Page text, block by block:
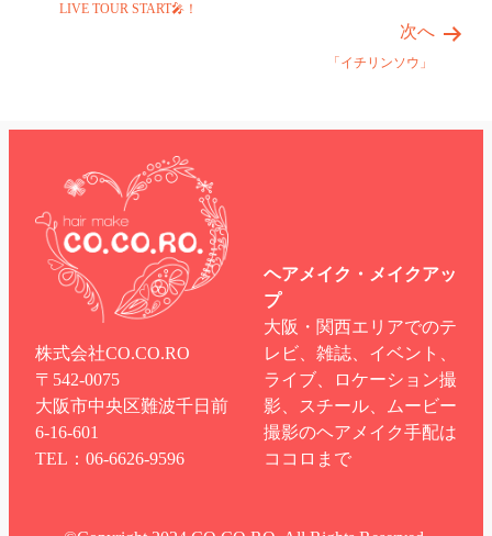
LIVE TOUR START🎤！
次へ
「イチリンソウ」
株式会社CO.CO.RO
〒542-0075
大阪市中央区難波千日前
6-16-601
TEL：06-6626-9596
ヘアメイク・メイクアッ
プ
大阪・関西エリアでのテ
レビ、雑誌、イベント、
ライブ、ロケーション撮
影、スチール、ムービー
撮影のヘアメイク手配は
ココロまで